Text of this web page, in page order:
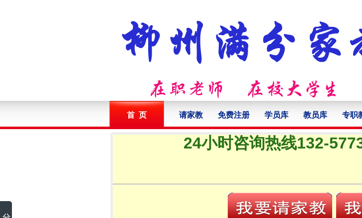
首 页 请家教 免费注册 学员库 教员库 专职
24小时咨询热线132-